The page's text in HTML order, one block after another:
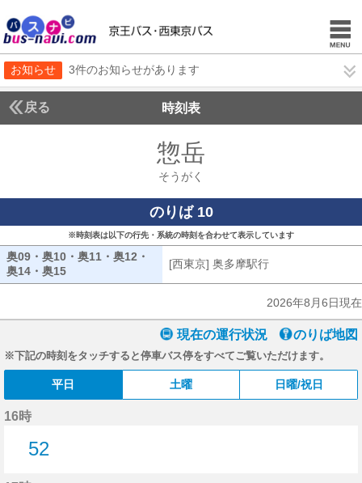
お知らせ 3件のお知らせがあります
戻る 時刻表
惣岳
そうがく
のりば 10
※時刻表は以下の行先・系統の時刻を合わせて表示しています
奥09・奥10・奥11・奥12・
奥14・奥15 奥09・奥10・奥11・奥12・奥14・奥15
[西東京] 奥多摩駅行
2026年8月6日現在
現在の運行状況 のりば地図
※下記の時刻をタッチすると停車バス停をすべてご覧いただけます。
平日 土曜 日曜/祝日
16時
52